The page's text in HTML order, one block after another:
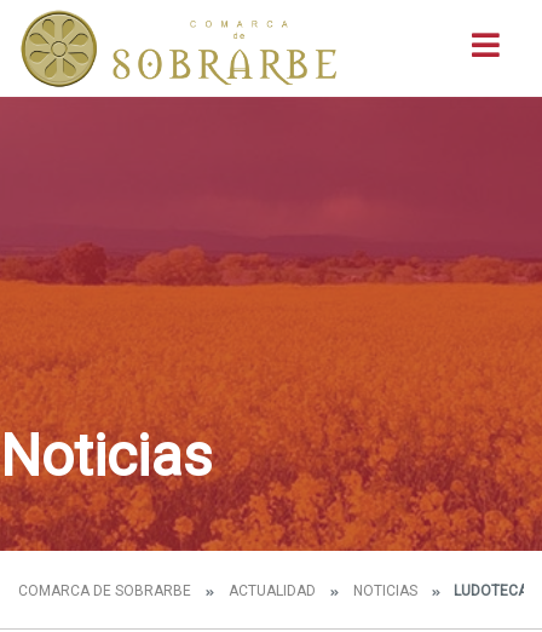
Noticias
COMARCA DE SOBRARBE ACTUALIDAD NOTICIAS LUDOTECA